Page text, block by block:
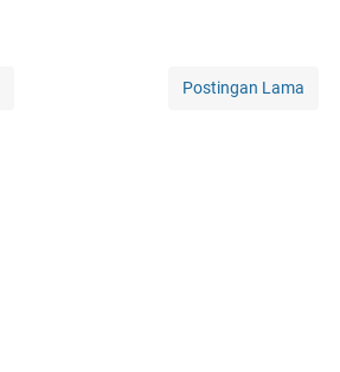
Postingan Lama